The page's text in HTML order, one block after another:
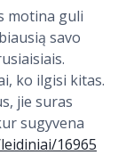
motina guli
savo
ko ilgisi kitas.
jie suras
sugyvena
16965